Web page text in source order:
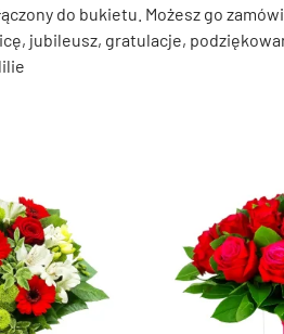
do bukietu. Możesz go
jubileusz, gratulacje,